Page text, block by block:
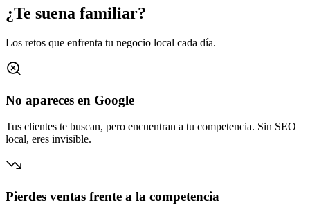
¿Te suena familiar?
Los retos que enfrenta tu negocio local cada día.
No apareces en Google
Tus clientes te buscan, pero encuentran a tu competencia. Sin SEO
local, eres invisible.
Pierdes ventas frente a la competencia